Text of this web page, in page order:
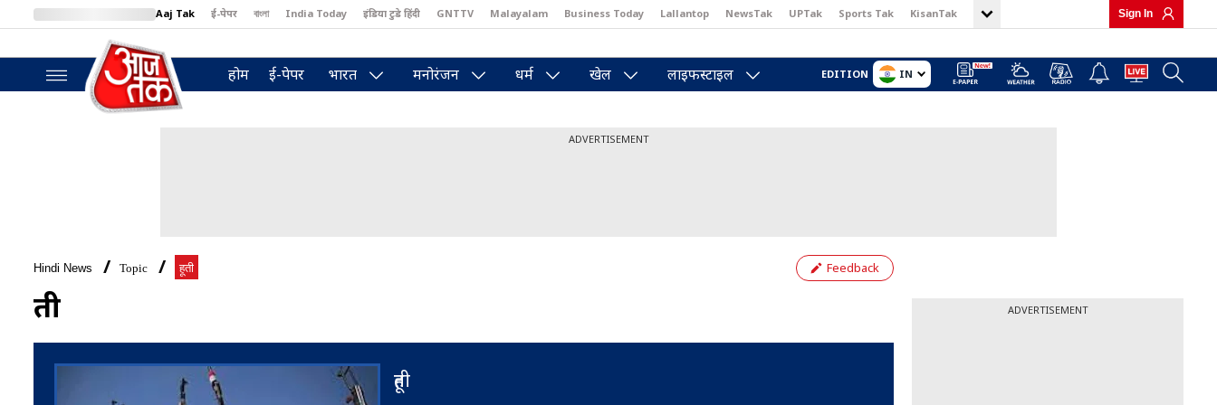
Aaj Tak ई-पेपर বাংলা India Today इंडिया टुडे हिंदी GNTTV Malayalam Business Today Lallantop NewsTak UPTak Sports Tak KisanTak
BT Bazaar
Sign In
होम ई-पेपर भारत मनोरंजन धर्म खेल लाइफस्टाइल EDITION IN
ADVERTISEMENT
Hindi News Topic हूती Feedback
हूती
हूती
ADVERTISEMENT